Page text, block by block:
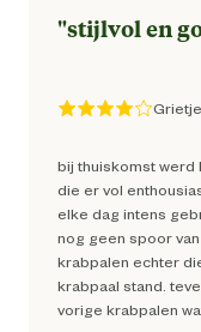
Verantwoordelijke
marktdeelnemer naam
Verantwoordelijke
marktdeelnemer
Verantwoordelijke
marktdeelnemer
"stijlvol en
bij thuiskomst werd
die er vol
elke dag intens
nog geen spoor
krabpalen echter
krabpaal stand.
vorige krabpalen